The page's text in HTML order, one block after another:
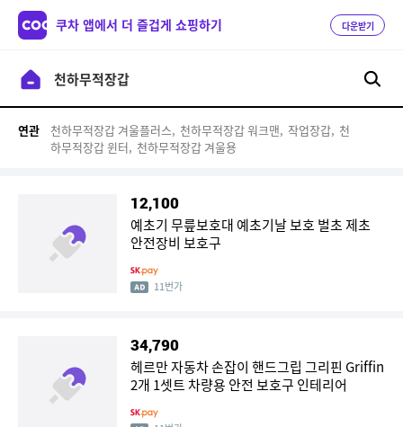
쿠차 앱에서 더 즐겁게 쇼핑하기 다운받기
연관 천하무적장갑 겨울플러스, 천하무적장갑 워크맨, 작업장갑, 천
하무적장갑 윈터, 천하무적장갑 겨울용
12,100
예초기 무릎보호대 예초기날 보호 벌초 제초
안전장비 보호구
11번가
34,790
헤르만 자동차 손잡이 핸드그립 그리핀 Griffin
2개 1셋트 차량용 안전 보호구 인테리어